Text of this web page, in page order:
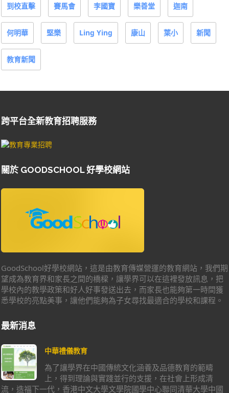
到校直擊 賽馬會 李國寶 樂善堂 迦南
何明華 堅樂 Ling Ying 康山 葉小 新聞
教育新聞
跨平台全新教育招聘服務
關於 GOODSCHOOL 好學校網站
GoodSchool好學校網站，這是由教育傳媒營運的教育網站，我們期
望成為教育界和家長之間的橋樑，讓學界可以在這裡發放訊息，把
學校內的教學政策和好人好事發送出去，而家長也能夠第一時間獲
悉學校的亮點美事，讓他們能夠為子女尋找最適合的學校和課程。
最新消息
中華禮儀教育
為了讓學界在中國傳統文化涵養及品德教育的範疇
上，得到理論與實踐並行的支援，在社會上形成清
流，造福下一代，香港中文大學文學院國學中心聯同清華大學中國